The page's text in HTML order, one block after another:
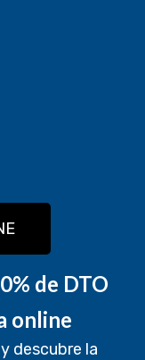
de DTO
online
descubre la